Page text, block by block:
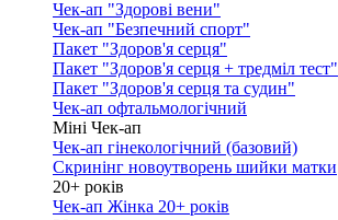
Чек-ап "Здорові вени"
Чек-ап "Безпечний спорт"
Пакет "Здоров'я серця"
Пакет "Здоров'я серця + тредміл тест"
Пакет "Здоров'я серця та судин"
Чек-ап офтальмологічний
Міні Чек-ап
Чек-ап гінекологічний (базовий)
Скринінг новоутворень шийки матки
20+ років
Чек-ап Жінка 20+ років